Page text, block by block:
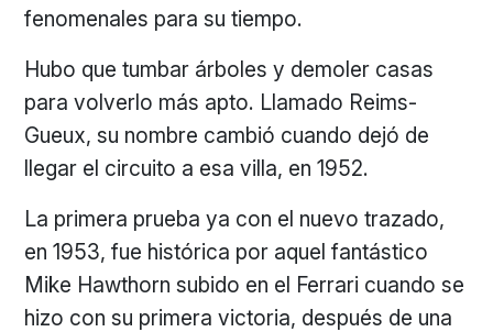
fenomenales para su tiempo.
Hubo que tumbar árboles y demoler casas
para volverlo más apto. Llamado Reims-
Gueux, su nombre cambió cuando dejó de
llegar el circuito a esa villa, en 1952.
La primera prueba ya con el nuevo trazado,
en 1953, fue histórica por aquel fantástico
Mike Hawthorn subido en el Ferrari cuando se
hizo con su primera victoria, después de una